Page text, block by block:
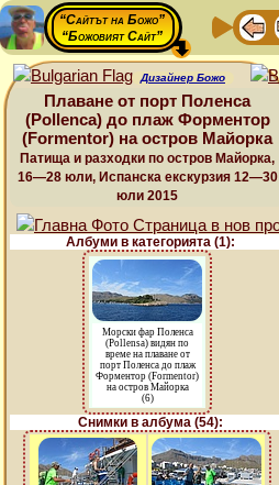
“Сайтът на Божо”
“Божовият Сайт”
Дизайнер Божо
Плаване от порт Поленса
(Pollenca) до плаж Форментор
(Formentor) на остров Майорка
Патища и разходки по остров Майорка,
16—28 юли, Испанска екскурзия 12—30
юли 2015
Албуми в категорията (1):
Морски фар Поленса
(Pollensa) видян по
време на плаване от
порт Поленса до плаж
Форментор (Formentor)
на остров Майорка
(6)
Снимки в албума (54):